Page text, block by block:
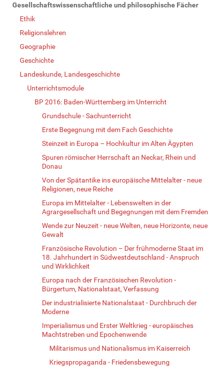
Gesellschaftswissenschaftliche und philosophische Fächer
Ethik
Religionslehren
Geographie
Geschichte
Landeskunde, Landesgeschichte
Unterrichtsmodule
BP 2016: Baden-Württemberg im Unterricht
Grundschule - Sachunterricht
Erste Begegnung mit dem Fach Geschichte
Steinzeit in Europa – Hochkultur im Alten Ägypten
Spuren römischer Herrschaft an Neckar, Rhein und
Donau
Von der Spätantike ins europäische Mittelalter - neue
Religionen, neue Reiche
Europa im Mittelalter - Lebenswelten in der
Agrargesellschaft und Begegnungen mit dem Fremden
Wende zur Neuzeit - neue Welten, neue Horizonte, neue
Gewalt
Französische Revolution – Der frühmoderne Staat im
18. Jahrhundert in Südwestdeutschland - Anspruch
und Wirklichkeit
Europa nach der Französischen Revolution -
Bürgertum, Nationalstaat, Verfassung
Der industrialisierte Nationalstaat - Durchbruch der
Moderne
Imperialismus und Erster Weltkrieg - europäisches
Machtstreben und Epochenwende
Militarismus und Nationalismus im Kaiserreich
Kriegspropaganda - Friedensbewegung